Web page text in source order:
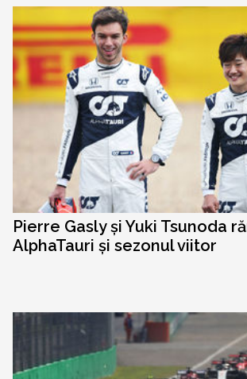
Pierre Gasly și Yuki Tsunoda
AlphaTauri și sezonul viitor